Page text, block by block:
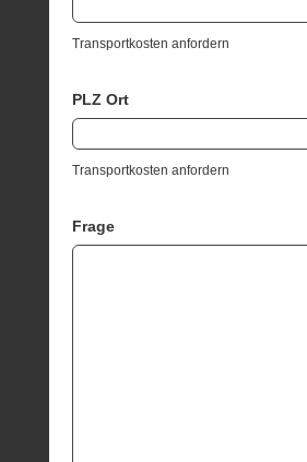
Transportkosten anfordern
PLZ Ort
Transportkosten anfordern
Frage